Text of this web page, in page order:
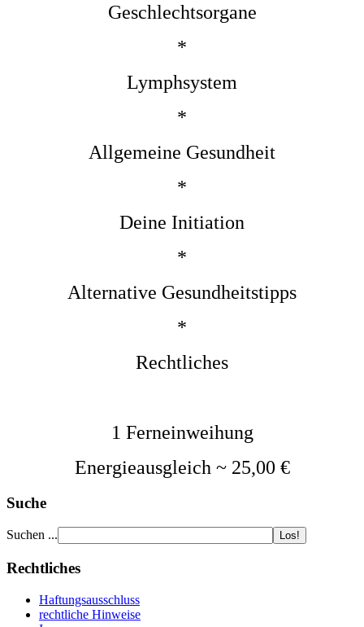
Geschlechtsorgane
*
Lymphsystem
*
Allgemeine Gesundheit
*
Deine Initiation
*
Alternative Gesundheitstipps
*
Rechtliches
1 Ferneinweihung
Energieausgleich ~ 25,00 €
Suche
Suchen ...
Rechtliches
Haftungsausschluss
rechtliche Hinweise